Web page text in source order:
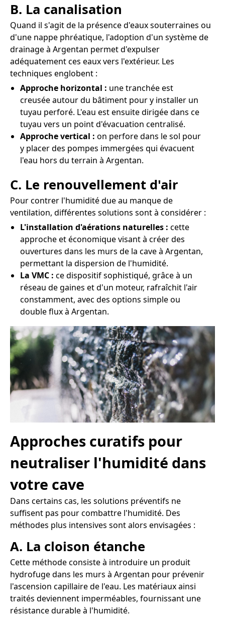
B. La canalisation
Quand il s'agit de la présence d'eaux souterraines ou
d'une nappe phréatique, l'adoption d'un système de
drainage à Argentan permet d'expulser
adéquatement ces eaux vers l'extérieur. Les
techniques englobent :
Approche horizontal : une tranchée est
creusée autour du bâtiment pour y installer un
tuyau perforé. L'eau est ensuite dirigée dans ce
tuyau vers un point d'évacuation centralisé.
Approche vertical : on perfore dans le sol pour
y placer des pompes immergées qui évacuent
l'eau hors du terrain à Argentan.
C. Le renouvellement d'air
Pour contrer l'humidité due au manque de
ventilation, différentes solutions sont à considérer :
L'installation d'aérations naturelles : cette
approche et économique visant à créer des
ouvertures dans les murs de la cave à Argentan,
permettant la dispersion de l'humidité.
La VMC : ce dispositif sophistiqué, grâce à un
réseau de gaines et d'un moteur, rafraîchit l'air
constamment, avec des options simple ou
double flux à Argentan.
Approches curatifs pour
neutraliser l'humidité dans
votre cave
Dans certains cas, les solutions préventifs ne
suffisent pas pour combattre l'humidité. Des
méthodes plus intensives sont alors envisagées :
A. La cloison étanche
Cette méthode consiste à introduire un produit
hydrofuge dans les murs à Argentan pour prévenir
l'ascension capillaire de l'eau. Les matériaux ainsi
traités deviennent imperméables, fournissant une
résistance durable à l'humidité.